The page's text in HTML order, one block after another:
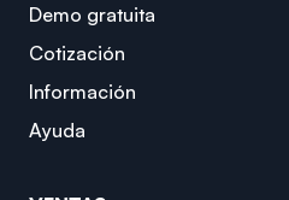
Demo gratuita
Cotización
Información
Ayuda